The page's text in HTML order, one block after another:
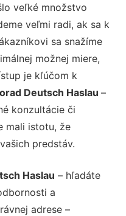
veľké množstvo
veľmi radi, ak sa k
sa snažíme
možnej miere,
je kľúčom k
Deutsch Haslau –
konzultácie či
mali istotu, že
predstáv.
Haslau – hľadáte
a
adrese –